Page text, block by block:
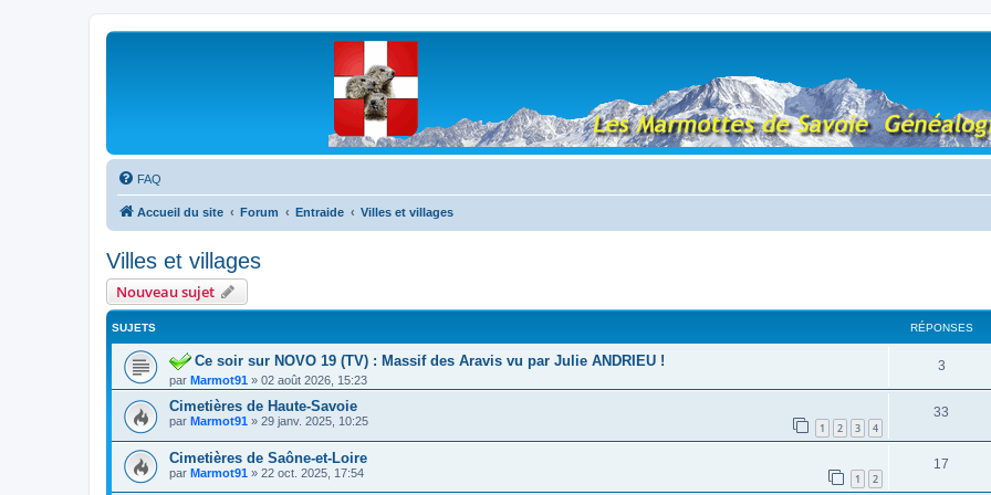
Les Marmottes de Savoie
FAQ
Accueil du site Forum Entraide Villes et villages
Villes et villages
Nouveau sujet
SUJETS RÉPONSES
Ce soir sur NOVO 19 (TV) : Massif des Aravis vu par Julie ANDRIEU !
par Marmot91 » 02 août 2026, 15:23
3
Cimetières de Haute-Savoie
par Marmot91 » 29 janv. 2025, 10:25 1 2 3 4
33
Cimetières de Saône-et-Loire
par Marmot91 » 22 oct. 2025, 17:54 1 2
17